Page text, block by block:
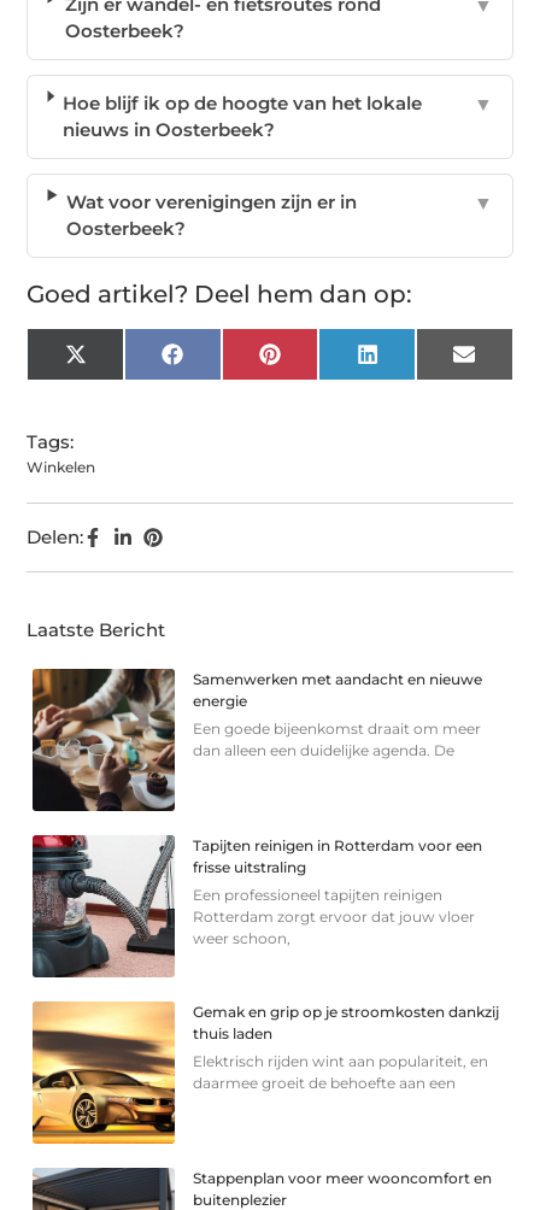
Oosterbeek?
▼
Hoe blijf ik op de hoogte van het lokale
nieuws in Oosterbeek?
▼
Wat voor verenigingen zijn er in
Oosterbeek?
▼
Goed artikel? Deel hem dan op:
X
(Twitter)
FacebookPinterest LinkedIn Email
Tags:
Winkelen
Delen:
Laatste Bericht
Samenwerken met aandacht en nieuwe
energie
Een goede bijeenkomst draait om meer
dan alleen een duidelijke agenda. De
Tapijten reinigen in Rotterdam voor een
frisse uitstraling
Een professioneel tapijten reinigen
Rotterdam zorgt ervoor dat jouw vloer
weer schoon,
Gemak en grip op je stroomkosten dankzij
thuis laden
Elektrisch rijden wint aan populariteit, en
daarmee groeit de behoefte aan een
Stappenplan voor meer wooncomfort en
buitenplezier